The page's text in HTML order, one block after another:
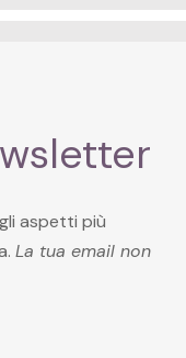
aspetti più
La tua email non